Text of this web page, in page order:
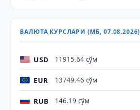
ВАЛЮТА КУРСЛАРИ (МБ, 07.08.2026)
USD 11915.64 сўм
EUR 13749.46 сўм
RUB 146.19 сўм